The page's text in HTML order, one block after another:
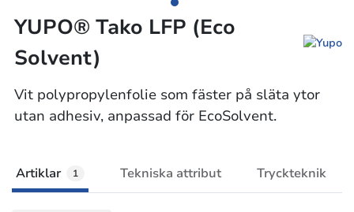
YUPO® Tako LFP (Eco
Solvent)
Vit polypropylenfolie som fäster på släta ytor
utan adhesiv, anpassad för EcoSolvent.
Artiklar 1 Tekniska attribut Tryckteknik